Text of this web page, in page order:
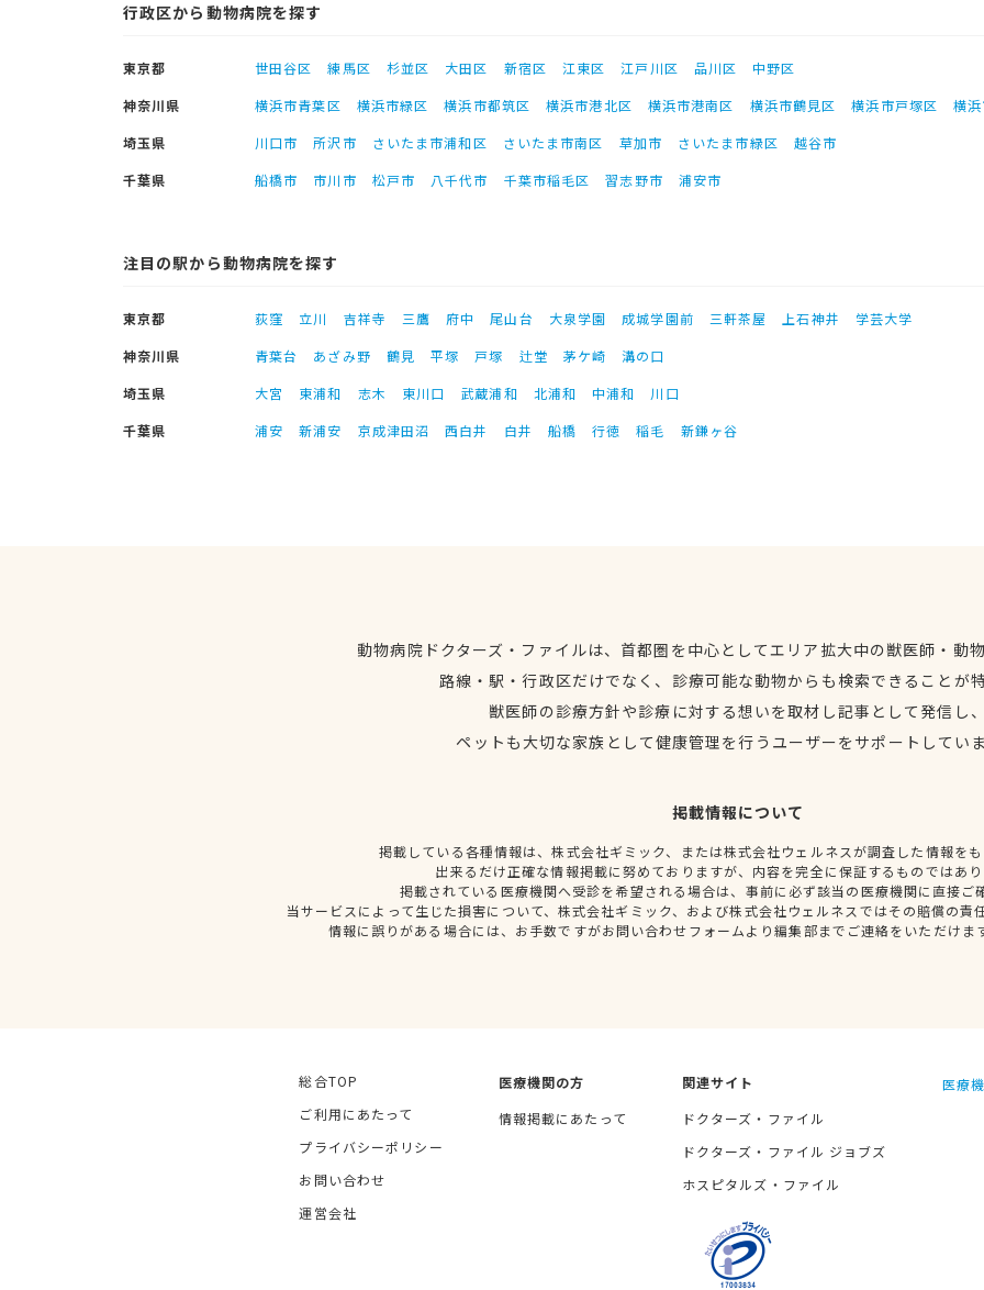
行政区から動物病院を探す
東京都 世田谷区 練馬区 杉並区 大田区 新宿区 江東区 江戸川区 品川区
中野区
神奈川県
横浜市青葉区 横浜市緑区 横浜市都筑区 横浜市港北区 横浜市港南区 横浜市鶴見区 横浜市戸塚区
横
埼玉県
川口市 所沢市 さいたま市浦和区 さいたま市南区 草加市 さいたま市緑区
越谷市
千葉県
船橋市 市川市 松戸市 八千代市 千葉市稲毛区 習志野市 浦安市
注目の駅から動物病院を探す
東京都 荻窪 立川 吉祥寺 三鷹 府中 尾山台 大泉学園 成城学園前 三軒茶屋 上石神井
学芸大学
神奈川県
青葉台 あざみ野 鶴見 平塚 戸塚 辻堂 茅ケ崎
溝の口
埼玉県
大宮 東浦和 志木 東川口 武蔵浦和 北浦和 中浦和
川口
千葉県
浦安 新浦安 京成津田沼 西白井 白井 船橋 行徳 稲毛 新鎌ヶ谷
動物病院ドクターズ・ファイルは、首都圏を中心としてエリア拡大中の獣医師・動
路線・駅・行政区だけでなく、診療可能な動物からも検索できることが
獣医師の診療方針や診療に対する想いを取材し記事として発信し
ペットも大切な家族として健康管理を行うユーザーをサポートしてい
掲載情報について
掲載している各種情報は、株式会社ギミック、または株式会社ウェルネスが調査した情報を
出来るだけ正確な情報掲載に努めておりますが、内容を完全に保証するものではあ
掲載されている医療機関へ受診を希望される場合は、事前に必ず該当の医療機関に直接ご
当サービスによって生じた損害について、株式会社ギミック、および株式会社ウェルネスではその賠償の責
情報に誤りがある場合には、お手数ですがお問い合わせフォームより編集部までご連絡をいただけま
総合TOP
ご利用にあたって
プライバシーポリシー
お問い合わせ
運営会社
医療機関の方
情報掲載にあたって
関連サイト
ドクターズ・ファイル
ドクターズ・ファイル ジョブズ
ホスピタルズ・ファイル
医療